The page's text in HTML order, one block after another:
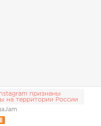
признаны
на территории России